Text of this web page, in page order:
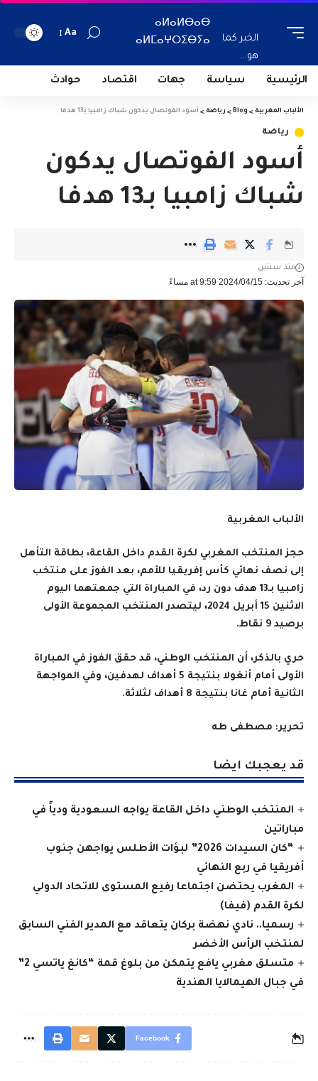
الخبر كما
هو...
ⴰⵍⴰⵍⴱⴰⴱ
ⴰⵍⵎⴰⵖⵔⵉⴱⵢⴰ
Aa
الرئيسية سياسة جهات اقتصاد حوادث
الألباب المغربية >
Blog
> رياضة > أسود الفوتصال يدكون شباك زامبيا بـ13 هدفا
رياضة
أسود الفوتصال يدكون
شباك زامبيا بـ13 هدفا
آخر تحديث: 2024/04/15 at 9:59 مساءً
منذ سنتين
الألباب المغربية
حجز المنتخب المغربي لكرة القدم داخل القاعة، بطاقة التأهل
إلى نصف نهائي كأس إفريقيا للأمم، بعد الفوز على منتخب
زامبيا بـ13 هدف دون رد، في المباراة التي جمعتهما اليوم
الاثنين 15 أبريل 2024، ليتصدر المنتخب المجموعة الأولى
برصيد 9 نقاط.
حري بالذكر، أن المنتخب الوطني، قد حقق الفوز في المباراة
الأولى أمام أنغولا بنتيجة 5 أهداف لهدفين، وفي المواجهة
الثانية أمام غانا بنتيجة 8 أهداف لثلاثة
.
تحرير: مصطفى طه
قد يعجبك ايضا
المنتخب الوطني داخل القاعة يواجه السعودية ودياً في
مباراتين
“كان السيدات 2026” لبؤات الأطلس يواجهن جنوب
أفريقيا في ربع النهائي
المغرب يحتضن اجتماعا رفيع المستوى للاتحاد الدولي
لكرة القدم (فيفا)
رسميا.. نادي نهضة بركان يتعاقد مع المدير الفني السابق
لمنتخب الرأس الأخضر
متسلق مغربي يافع يتمكن من بلوغ قمة “كانغ ياتسي 2”
في جبال الهيمالايا الهندية
Facebook